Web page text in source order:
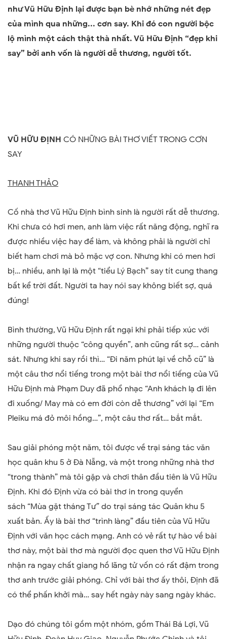
như Vũ Hữu Định lại được bạn bè nhớ những nét đẹp
của mình qua những... cơn say. Khi đó con người bộc
lộ mình một cách thật thà nhất. Vũ Hữu Định “đẹp khi
say” bởi anh vốn là người dễ thương, người tốt.
VŨ HỮU ĐỊNH CÓ NHỮNG BÀI THƠ VIẾT TRONG CƠN
SAY
THANH THẢO
Cố nhà thơ Vũ Hữu Định bình sinh là người rất dễ thương.
Khi chưa có hơi men, anh làm việc rất năng động, nghĩ ra
được nhiều việc hay để làm, và không phải là người chỉ
biết ham chơi mà bỏ mặc vợ con. Nhưng khi có men hơi
bị… nhiều, anh lại là một “tiểu Lý Bạch” say tít cung thang
bất kể trời đất. Người ta hay nói say không biết sợ, quá
đúng!
Bình thường, Vũ Hữu Định rất ngại khi phải tiếp xúc với
những người thuộc “công quyền”, anh cũng rất sợ… cảnh
sát. Nhưng khi say rồi thì… “Đi năm phút lại về chỗ cũ” là
một câu thơ nổi tiếng trong một bài thơ nổi tiếng của Vũ
Hữu Định mà Phạm Duy đã phổ nhạc “Anh khách lạ đi lên
đi xuống/ May mà có em đời còn dễ thương” với lại “Em
Pleiku má đỏ môi hồng…”, một câu thơ rất… bắt mắt.
Sau giải phóng một năm, tôi được về trại sáng tác văn
học quân khu 5 ở Đà Nẵng, và một trong những nhà thơ
“trong thành” mà tôi gặp và chơi thân đầu tiên là Vũ Hữu
Định. Khi đó Định vừa có bài thơ in trong quyển
sách “Mùa gặt tháng Tư” do trại sáng tác Quân khu 5
xuất bản. Ấy là bài thơ “trình làng” đầu tiên của Vũ Hữu
Định với văn học cách mạng. Anh có vẻ rất tự hào về bài
thơ này, một bài thơ mà người đọc quen thơ Vũ Hữu Định
nhận ra ngay chất giang hồ lãng tử vốn có rất đậm trong
thơ anh trước giải phóng. Chỉ với bài thơ ấy thôi, Định đã
có thể phấn khởi mà… say hết ngày này sang ngày khác.
Dạo đó chúng tôi gồm một nhóm, gồm Thái Bá Lợi, Vũ